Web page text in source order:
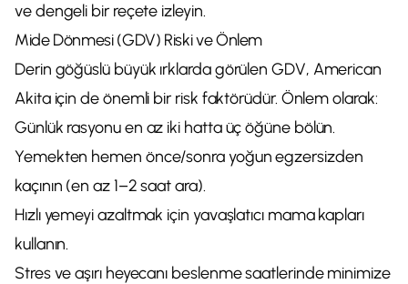
ve dengeli bir reçete izleyin.
Mide Dönmesi (GDV) Riski ve Önlem
Derin göğüslü büyük ırklarda görülen GDV, American
Akita için de önemli bir risk faktörüdür. Önlem olarak:
Günlük rasyonu en az iki hatta üç öğüne bölün.
Yemekten hemen önce/sonra yoğun egzersizden
kaçının (en az 1–2 saat ara).
Hızlı yemeyi azaltmak için yavaşlatıcı mama kapları
kullanın.
Stres ve aşırı heyecanı beslenme saatlerinde minimize